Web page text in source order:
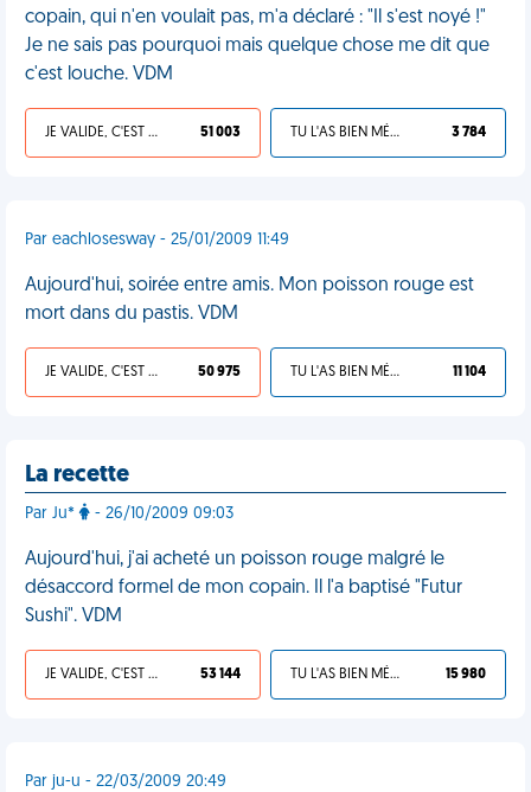
copain, qui n'en voulait pas, m'a déclaré : "Il s'est noyé !"
Je ne sais pas pourquoi mais quelque chose me dit que
c'est louche. VDM
JE VALIDE, C'EST UNE VDM 51 003 TU L'AS BIEN MÉRITÉ 3 784
Par eachlosesway - 25/01/2009 11:49
Aujourd'hui, soirée entre amis. Mon poisson rouge est
mort dans du pastis. VDM
JE VALIDE, C'EST UNE VDM 50 975 TU L'AS BIEN MÉRITÉ 11 104
La recette
Par Ju* - 26/10/2009 09:03
Aujourd'hui, j'ai acheté un poisson rouge malgré le
désaccord formel de mon copain. Il l'a baptisé "Futur
Sushi". VDM
JE VALIDE, C'EST UNE VDM 53 144 TU L'AS BIEN MÉRITÉ 15 980
Par ju-u - 22/03/2009 20:49